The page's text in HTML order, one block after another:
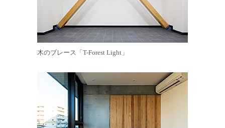
木のブレース「T-Forest Light」